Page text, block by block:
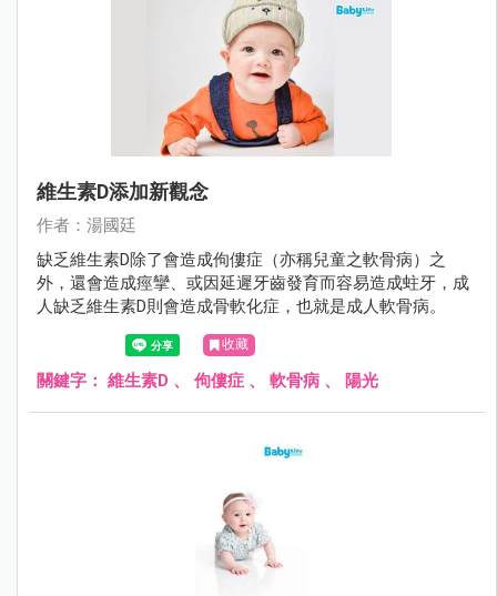
維生素D添加新觀念
作者：湯國廷
缺乏維生素D除了會造成佝僂症（亦稱兒童之軟骨病）之
外，還會造成痙攣、或因延遲牙齒發育而容易造成蛀牙，成
人缺乏維生素D則會造成骨軟化症，也就是成人軟骨病。
收藏
關鍵字： 維生素D 、 佝僂症 、 軟骨病 、 陽光